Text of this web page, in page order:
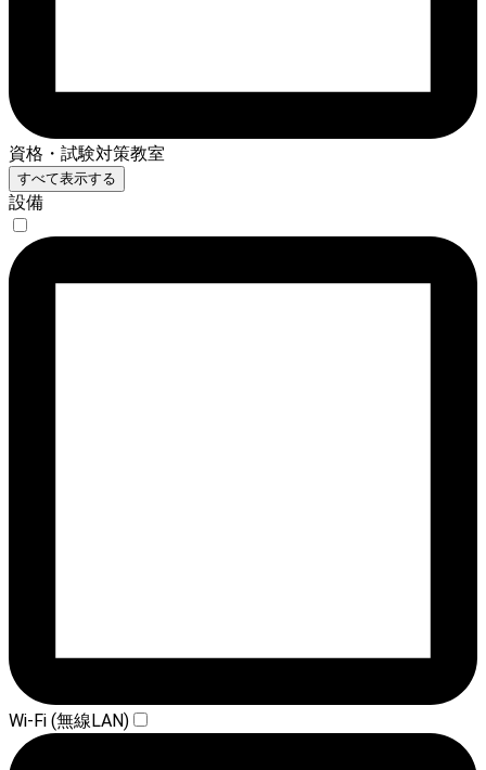
資格・試験対策教室
すべて表示する
設備
Wi-Fi (無線LAN)